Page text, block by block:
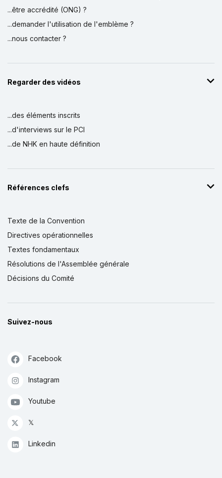
...être accrédité (ONG) ?
...demander l'utilisation de l'emblème ?
...nous contacter ?
Regarder des vidéos
...des éléments inscrits
...d'interviews sur le PCI
...de NHK en haute définition
Références clefs
Texte de la Convention
Directives opérationnelles
Textes fondamentaux
Résolutions de l'Assemblée générale
Décisions du Comité
Suivez-nous
Facebook
Instagram
Youtube
𝕏
Linkedin